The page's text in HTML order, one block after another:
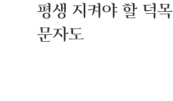
평생 지켜야 할 덕목
문자도